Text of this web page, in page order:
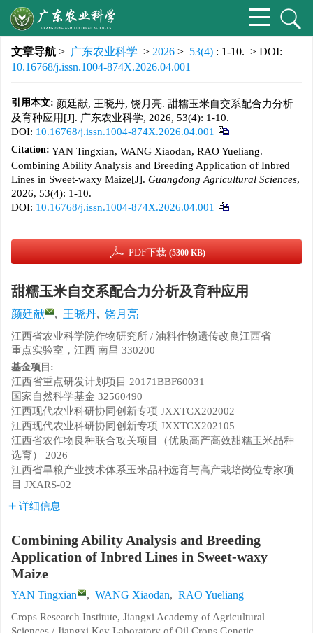
文章导航 > 广东农业科学 > 2026 > 53(4) : 1-10. > DOI:
10.16768/j.issn.1004-874X.2026.04.001
引用本文: 颜廷献, 王晓丹, 饶月亮. 甜糯玉米自交系配合力分析
及育种应用[J]. 广东农业科学, 2026, 53(4): 1-10.
DOI: 10.16768/j.issn.1004-874X.2026.04.001
Citation: YAN Tingxian, WANG Xiaodan, RAO Yueliang.
Combining Ability Analysis and Breeding Application of Inbred
Lines in Sweet-waxy Maize[J]. Guangdong Agricultural Sciences,
2026, 53(4): 1-10.
DOI: 10.16768/j.issn.1004-874X.2026.04.001
PDF下载 (5300 KB)
甜糯玉米自交系配合力分析及育种应用
颜廷献 , 王晓丹, 饶月亮
江西省农业科学院作物研究所 / 油料作物遗传改良江西省
重点实验室，江西 南昌 330200
基金项目:
江西省重点研发计划项目 20171BBF60031
国家自然科学基金 32560490
江西现代农业科研协同创新专项 JXXTCX202002
江西现代农业科研协同创新专项 JXXTCX202105
江西省农作物良种联合攻关项目（优质高产高效甜糯玉米品种
选育）
2026
江西省旱粮产业技术体系玉米品种选育与高产栽培岗位专家项
目 JXARS-02
详细信息
Combining Ability Analysis and Breeding
Application of Inbred Lines in Sweet-waxy
Maize
YAN Tingxian , WANG Xiaodan, RAO Yueliang
Crops Research Institute, Jiangxi Academy of Agricultural